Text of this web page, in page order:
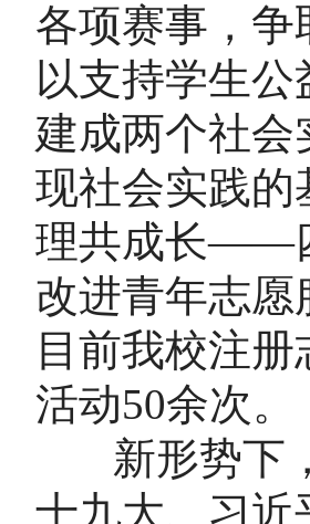
各项赛事，争
以支持学生
建成两个社
现社会实践的
理共成长——
改进青年志
目前我校注
活动50余次。
新形势下，
十九大、习近